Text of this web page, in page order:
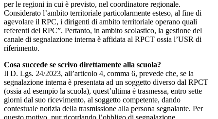
per le regioni in cui è previsto, nel coordinatore regionale.
Considerato l’ambito territoriale particolarmente esteso, al fine di
agevolare il RPC, i dirigenti di ambito territoriale operano quali
referenti del RPC”. Pertanto, in ambito scolastico, la gestione del
canale di segnalazione interna è affidata al RPCT ossia l’USR di
riferimento.
Cosa succede se scrivo direttamente alla scuola?
Il D. Lgs. 24/2023, all’articolo 4, comma 6, prevede che, se la
segnalazione interna è presentata ad un soggetto diverso dal RPCT
(ossia ad esempio la scuola), quest’ultima è trasmessa, entro sette
giorni dal suo ricevimento, al soggetto competente, dando
contestuale notizia della trasmissione alla persona segnalante. Per